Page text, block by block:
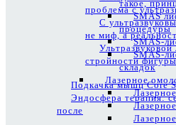
проблема с
С
не миф, а
стройности фигуры
Подкачка мышц Core
Эндосфера терапия:
после
такое,
SMAS
процедуры
SMAS-
SMAS-
складок
Лазерное